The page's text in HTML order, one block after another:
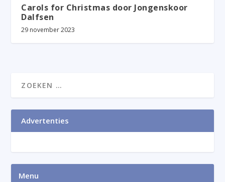
Carols for Christmas door Jongenskoor
Dalfsen
29 november 2023
Advertenties
Menu